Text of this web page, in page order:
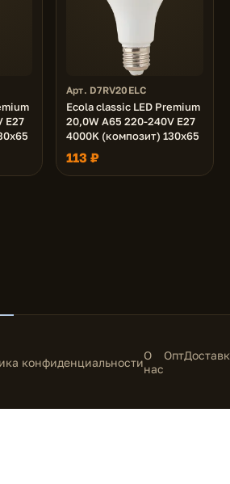
E27
Арт. D7RV20ELC
Ecola classic LED Premium
20,0W A65 220-240V E27
4000K (композит) 130x65
113 ₽
конфиденциальностиО
нас
Опт